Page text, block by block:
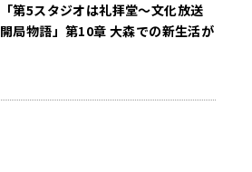
「第5スタジオは礼拝堂～文化放送
開局物語」第10章 大森での新生活が